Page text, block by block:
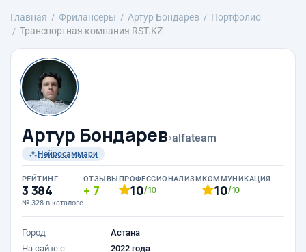
Главная Фрилансеры Артур Бондарев
Портфолио
Транспортная компания RST.KZ
Артур Бондарев›alfateam
Нейросаммари
РЕЙТИНГ
3 384
№ 328 в каталоге
ОТЗЫВЫ
7
ПРОФЕССИОНАЛИЗМ
10/10
КОММУНИКАЦИЯ
10/10
Город
Астана
На сайте с
2022 года